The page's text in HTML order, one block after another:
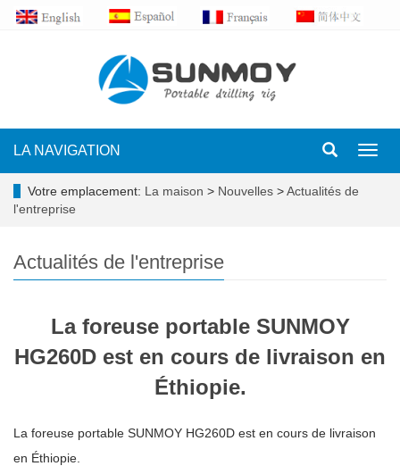
LA NAVIGATION
Votre emplacement: La maison > Nouvelles >Actualités de
l'entreprise
Actualités de l'entreprise
La foreuse portable SUNMOY
HG260D est en cours de livraison en
Éthiopie.
La foreuse portable SUNMOY HG260D est en cours de livraison
en Éthiopie.